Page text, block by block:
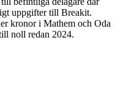
uppgifter till Breakit.
kronor i Mathem och Oda
noll redan 2024.